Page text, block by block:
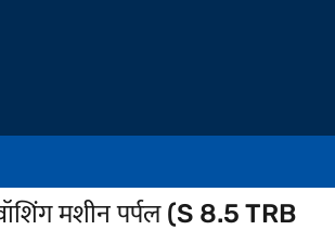
मशीन पर्पल (S 8.5 TRB